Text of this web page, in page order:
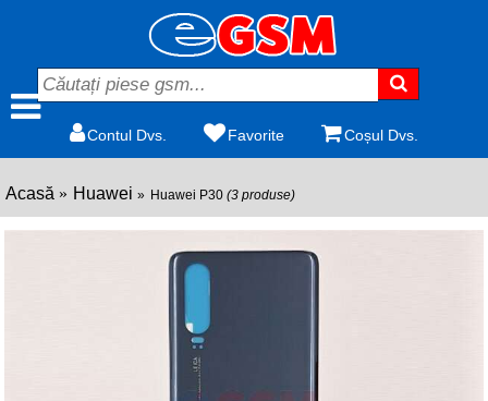
Contul Dvs. Favorite Coșul Dvs.
Acasă Huawei Huawei P30 (3 produse)